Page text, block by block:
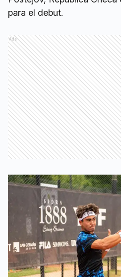
para el debut.
Ads